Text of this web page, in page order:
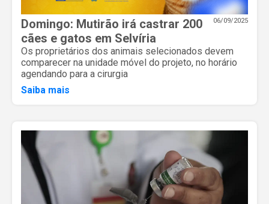
06/09/2025
Domingo: Mutirão irá castrar 200
cães e gatos em Selvíria
Os proprietários dos animais selecionados devem
comparecer na unidade móvel do projeto, no horário
agendando para a cirurgia
Saiba mais